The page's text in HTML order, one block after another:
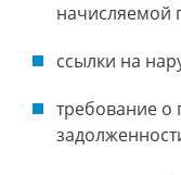
начисляемой
ссылки на
требование о